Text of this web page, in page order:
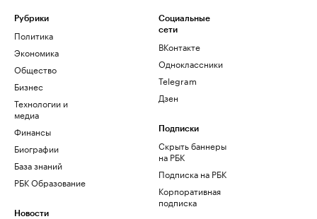
Рубрики
Политика
Экономика
Общество
Бизнес
Технологии и
медиа
Финансы
Биографии
База знаний
РБК Образование
Новости
Социальные
сети
ВКонтакте
Одноклассники
Telegram
Дзен
Подписки
Скрыть баннеры
на РБК
Подписка на РБК
Корпоративная
подписка